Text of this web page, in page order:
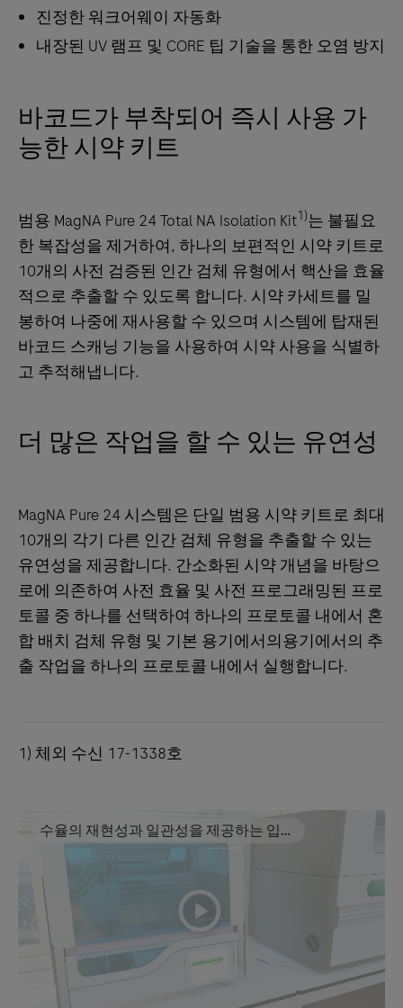
진정한 워크어웨이 자동화
내장된 UV 램프 및 CORE 팁 기술을 통한 오염 방지
바코드가 부착되어 즉시 사용 가
능한 시약 키트
범용 MagNA Pure 24 Total NA Isolation Kit1)는 불필요
한 복잡성을 제거하여, 하나의 보편적인 시약 키트로
10개의 사전 검증된 인간 검체 유형에서 핵산을 효율
적으로 추출할 수 있도록 합니다. 시약 카세트를 밀
봉하여 나중에 재사용할 수 있으며 시스템에 탑재된
바코드 스캐닝 기능을 사용하여 시약 사용을 식별하
고 추적해냅니다.
더 많은 작업을 할 수 있는 유연성
MagNA Pure 24 시스템은 단일 범용 시약 키트로 최대
10개의 각기 다른 인간 검체 유형을 추출할 수 있는
유연성을 제공합니다. 간소화된 시약 개념을 바탕으
로에 의존하여 사전 효율 및 사전 프로그래밍된 프로
토콜 중 하나를 선택하여 하나의 프로토콜 내에서 혼
합 배치 검체 유형 및 기본 용기에서의용기에서의 추
출 작업을 하나의 프로토콜 내에서 실행합니다.
1) 체외 수신 17-1338호
수율의 재현성과 일관성을 제공하는 입증
된 성능으로
MagNA Pure 24 시스템
playicon